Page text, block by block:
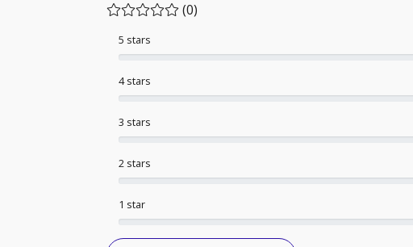
(0)
1 star
2 stars
3 stars
4 stars
5 stars